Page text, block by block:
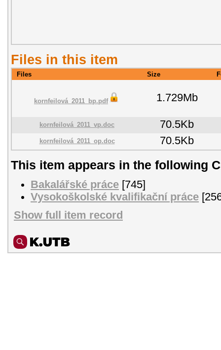
Files in this item
Files Size
kornfeilová_2011_bp.pdf 1.729Mb
kornfeilová_2011_vp.doc 70.5Kb
kornfeilová_2011_op.doc 70.5Kb
This item appears in the following
Bakalářské práce [745]
Vysokoškolské kvalifikační práce
Show full item record